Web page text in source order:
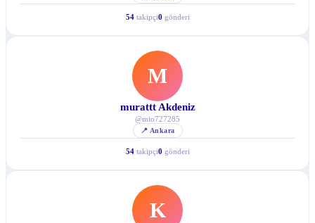
54 takipçi0 gönderi
M
murattt Akdeniz
@mio727285
📍 Ankara
54 takipçi0 gönderi
K